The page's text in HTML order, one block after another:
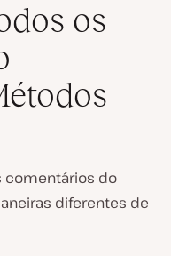
os
comentários do
diferentes de